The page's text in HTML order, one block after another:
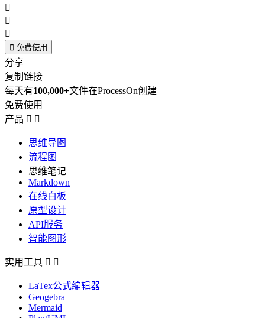



 免费使用
分享
复制链接
每天有100,000+文件在ProcessOn创建
免费使用
产品  
思维导图
流程图
思维笔记
Markdown
在线白板
原型设计
API服务
智能图形
实用工具  
LaTex公式编辑器
Geogebra
Mermaid